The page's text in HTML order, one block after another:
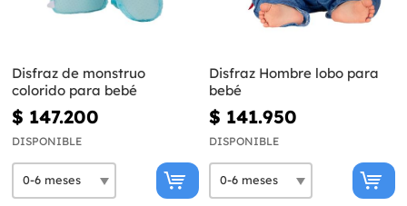
Disfraz de monstruo
colorido para bebé
$ 147.200
DISPONIBLE
Disfraz Hombre lobo para
bebé
$ 141.950
DISPONIBLE